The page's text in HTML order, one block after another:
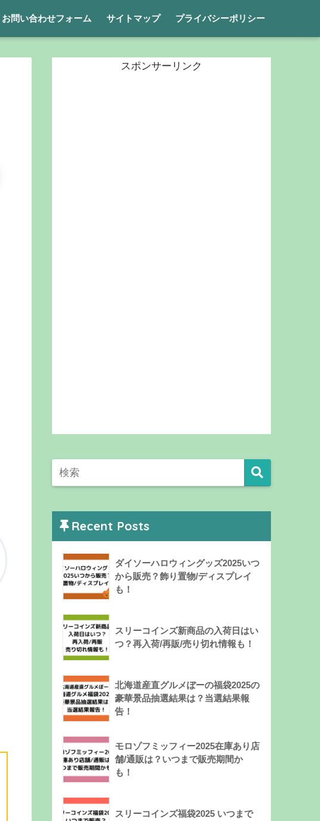
お問い合わせフォーム サイトマップ プライバシーポリシー
スポンサーリンク
Recent Posts
ダイソーハロウィングッズ2025いつ
から販売？飾り置物/ディスプレイ
も！
スリーコインズ新商品の入荷日はい
つ？再入荷/再販/売り切れ情報も！
北海道産直グルメぼーの福袋2025の
豪華景品抽選結果は？当選結果報
告！
モロゾフミッフィー2025在庫あり店
舗/通販は？いつまで販売期間か
も！
スリーコインズ福袋2025 いつまで